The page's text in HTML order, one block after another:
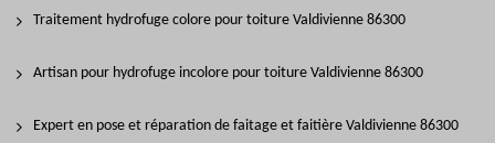
Traitement hydrofuge colore pour toiture Valdivienne 86300
Artisan pour hydrofuge incolore pour toiture Valdivienne 86300
Expert en pose et réparation de faitage et faitière Valdivienne 86300